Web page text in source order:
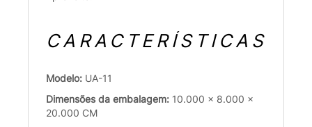
CARACTERÍSTICAS
Modelo: UA-11
Dimensões da embalagem: 10.000 x 8.000 x
20.000 CM